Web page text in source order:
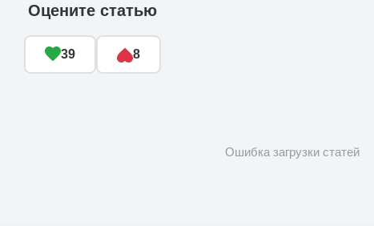
Оцените статью
39 8
Ошибка загрузки статей